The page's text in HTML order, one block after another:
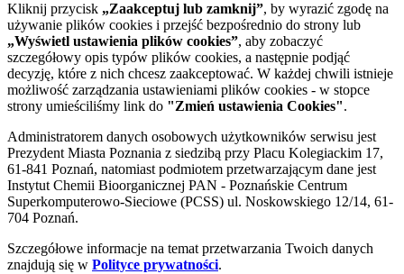
Kliknij przycisk „Zaakceptuj lub zamknij”, by wyrazić zgodę na
używanie plików cookies i przejść bezpośrednio do strony lub
„Wyświetl ustawienia plików cookies”, aby zobaczyć
szczegółowy opis typów plików cookies, a następnie podjąć
decyzję, które z nich chcesz zaakceptować. W każdej chwili istnieje
możliwość zarządzania ustawieniami plików cookies - w stopce
strony umieściliśmy link do "Zmień ustawienia Cookies".
Administratorem danych osobowych użytkowników serwisu jest
Prezydent Miasta Poznania z siedzibą przy Placu Kolegiackim 17,
61-841 Poznań, natomiast podmiotem przetwarzającym dane jest
Instytut Chemii Bioorganicznej PAN - Poznańskie Centrum
Superkomputerowo-Sieciowe (PCSS) ul. Noskowskiego 12/14, 61-
704 Poznań.
Szczegółowe informacje na temat przetwarzania Twoich danych
znajdują się w Polityce prywatności.